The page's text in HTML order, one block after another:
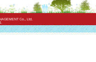
Co., Ltd.